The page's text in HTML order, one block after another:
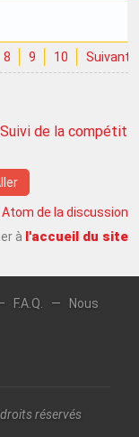
8 9 10 Suivant
Suivi de la
Atom de la discussion
à l'accueil du site
F.A.Q. —
Nous
réservés